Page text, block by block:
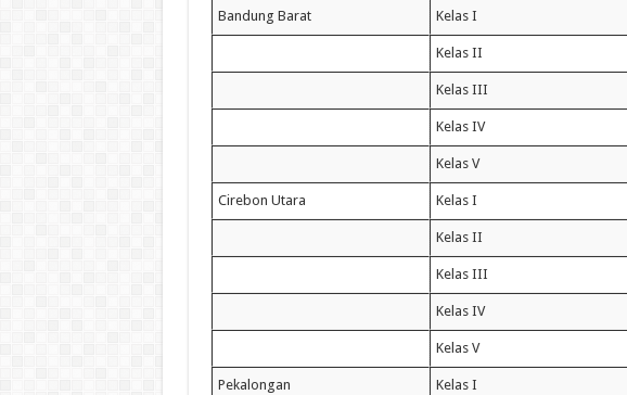
Bandung Barat Kelas I
Kelas II
Kelas III
Kelas IV
Kelas V
Cirebon Utara Kelas I
Kelas II
Kelas III
Kelas IV
Kelas V
Pekalongan Kelas I